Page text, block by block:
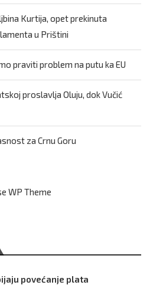
Kurtija, opet prekinuta
u Prištini
praviti problem na putu ka EU
proslavlja Oluju, dok Vučić
za Crnu Goru
povećanje plata